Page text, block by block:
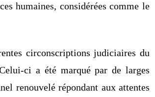
humaines, considérées comme le
circonscriptions judiciaires du
ci a été marqué par de larges
renouvelé répondant aux attentes